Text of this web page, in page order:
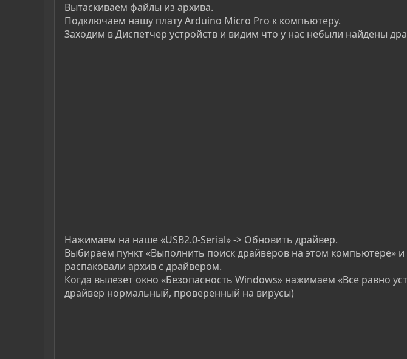
Вытаскиваем файлы из архива.
Подключаем нашу плату Arduino Micro Pro к компьютеру.
Заходим в Диспетчер устройств и видим что у нас небыли найдены
Нажимаем на наше «USB2.0-Serial» -> Обновить драйвер.
Выбираем пункт «Выполнить поиск драйверов на этом компьютере»
распаковали архив с драйвером.
Когда вылезет окно «Безопасность Windows» нажимаем «Все равно
драйвер нормальный, проверенный на вирусы)